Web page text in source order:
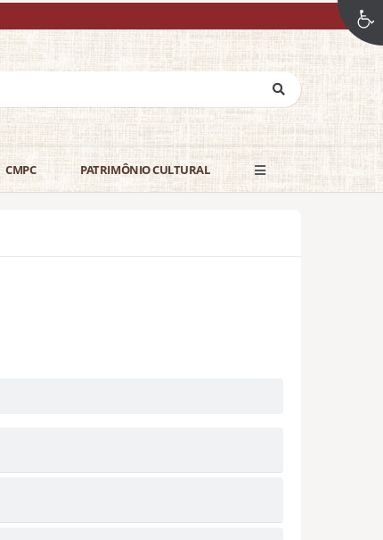
CMPC PATRIMÔNIO CULTURAL